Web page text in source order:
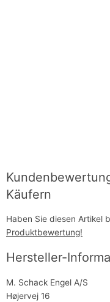
Käufern
Haben Sie diesen Artikel
Produktbewertung!
Hersteller-
M. Schack Engel A/S
Højervej 16